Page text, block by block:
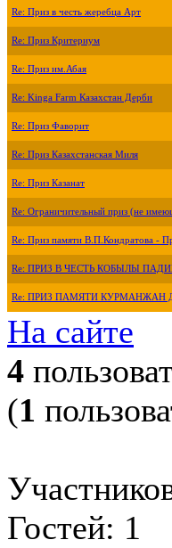
Re: Приз в честь жеребца Арт
Re: Приз Критериум
Re: Приз им.Абая
Re: Kinga Farm Казахстан Дерби
Re: Приз Фаворит
Re: Приз Казахстанская Миля
Re: Приз Казанат
Re: Ограничительный приз (не
Re: Приз памяти В.П.Кондратова -
Re: ПРИЗ В ЧЕСТЬ КОБЫЛЫ
Re: ПРИЗ ПАМЯТИ КУРМАНЖАН
На сайте
4
(1
Гостей: 1